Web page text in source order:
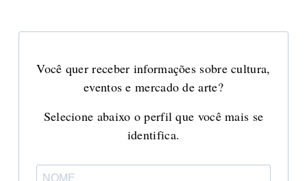
Você quer receber informações sobre cultura,
eventos e mercado de arte?
Selecione abaixo o perfil que você mais se
identifica.